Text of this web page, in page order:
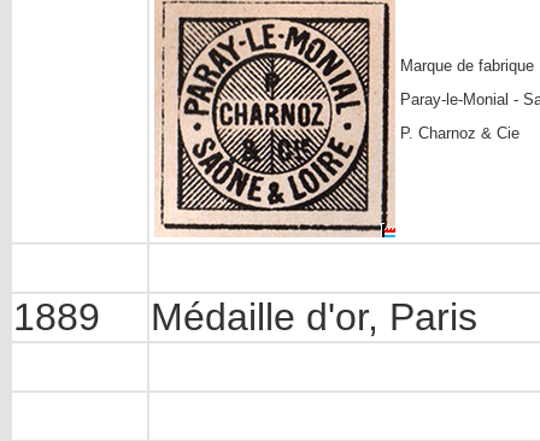
Marque de fabrique
Paray-le-Monial -
P. Charnoz & Cie
1889 Médaille d'or, Paris